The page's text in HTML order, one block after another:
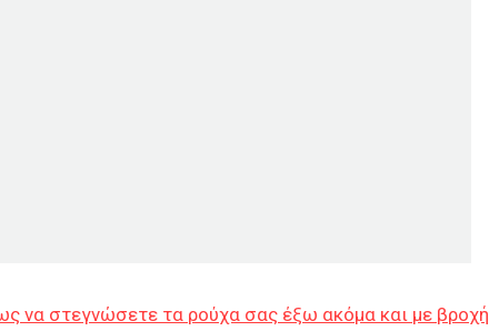
να στεγνώσετε τα ρούχα σας έξω ακόμα και με βροχή